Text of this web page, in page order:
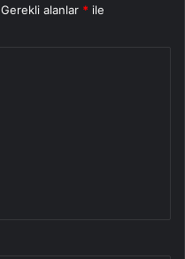
Gerekli alanlar * ile